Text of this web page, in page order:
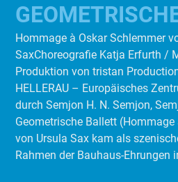
Hommage à Oskar Schlemmer
SaxChoreografie Katja Erfurth /
Produktion von tristan
HELLERAU – Europäisches
durch Semjon H. N. Semjon,
Geometrische Ballett
von Ursula Sax kam als
Rahmen der Bauhaus-Ehrungen